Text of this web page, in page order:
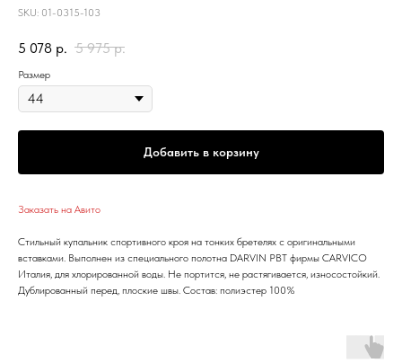
SKU: 01-0315-103
5 078 р. 5 975 р.
Размер
Добавить в корзину
Заказать на Авито
Стильный купальник спортивного кроя на тонких бретелях с оригинальными
вставками. Выполнен из специального полотна DARVIN PBT фирмы CARVICO
Италия, для хлорированной воды. Не портится, не растягивается, износостойкий.
Дублированный перед, плоские швы. Состав: полиэстер 100%